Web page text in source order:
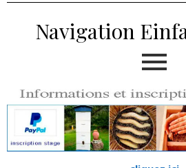
Navigation